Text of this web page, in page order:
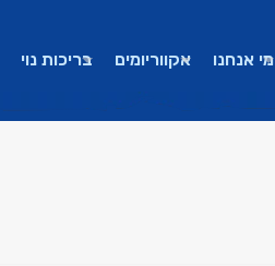
מי אנחנו אקווריומים בריכות נוי